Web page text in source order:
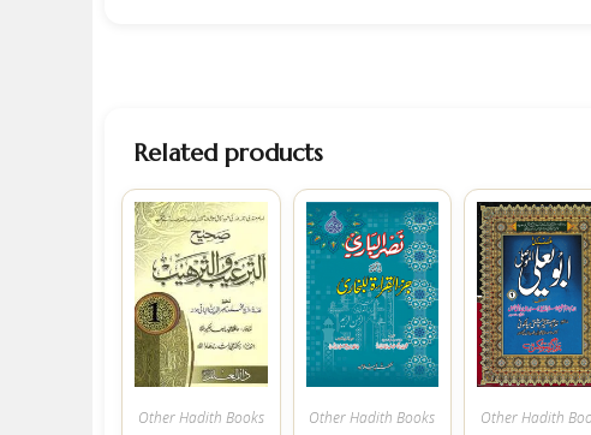
Related products
Other Hadith Books Other Hadith Books Other Hadith